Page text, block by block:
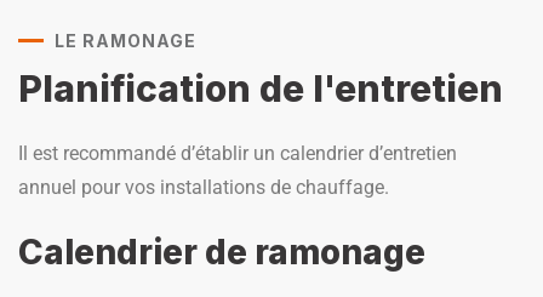
LE RAMONAGE
Planification de l'entretien
Il est recommandé d’établir un calendrier d’entretien
annuel pour vos installations de chauffage.
Calendrier de ramonage